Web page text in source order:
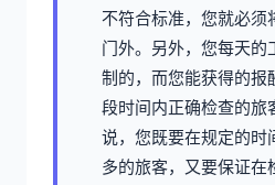
不符合标准，您就必须
门外。另外，您每天的
制的，而您能获得的报
段时间内正确检查的旅
说，您既要在规定的时
多的旅客，又要保证在